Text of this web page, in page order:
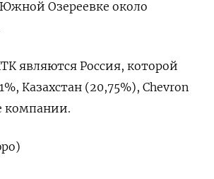
Озереевке около
являются Россия, которой
Казахстан (20,75%), Chevron
компании.